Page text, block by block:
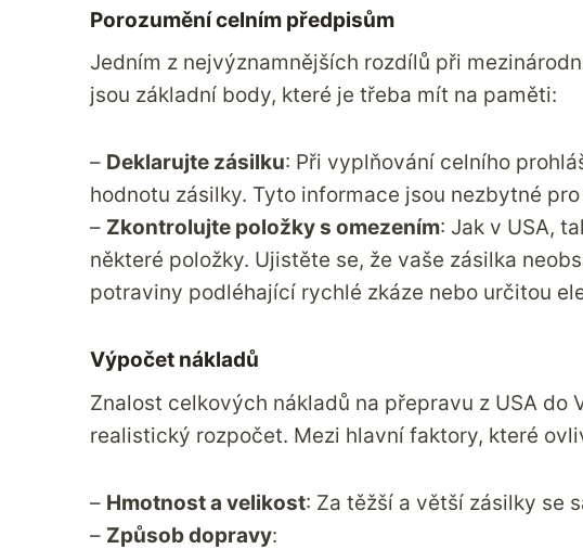
Porozumění celním předpisům
Jedním z nejvýznamnějších rozdílů při
jsou základní body, které je třeba mít na paměti:
– Deklarujte zásilku: Při vyplňování celního
hodnotu zásilky. Tyto informace jsou nezbytné
– Zkontrolujte položky s omezením: Jak v USA,
některé položky. Ujistěte se, že vaše zásilka
potraviny podléhající rychlé zkáze nebo určitou
Výpočet nákladů
Znalost celkových nákladů na přepravu z USA do
realistický rozpočet. Mezi hlavní faktory, které
– Hmotnost a velikost: Za těžší a větší zásilky se
– Způsob dopravy: